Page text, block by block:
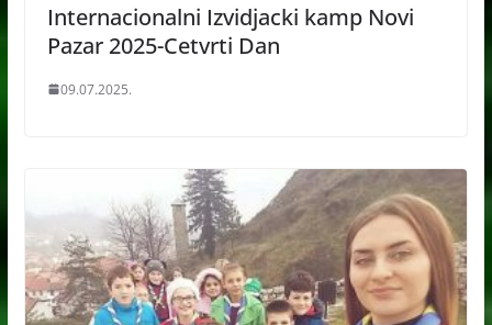
Internacionalni Izvidjacki kamp Novi
Pazar 2025-Cetvrti Dan
09.07.2025.